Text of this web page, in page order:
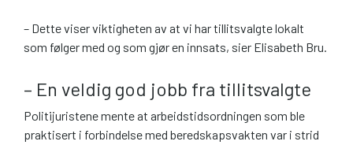
– Dette viser viktigheten av at vi har tillitsvalgte lokalt
som følger med og som gjør en innsats, sier Elisabeth Bru.
– En veldig god jobb fra tillitsvalgte
Politijuristene mente at arbeidstidsordningen som ble
praktisert i forbindelse med beredskapsvakten var i strid